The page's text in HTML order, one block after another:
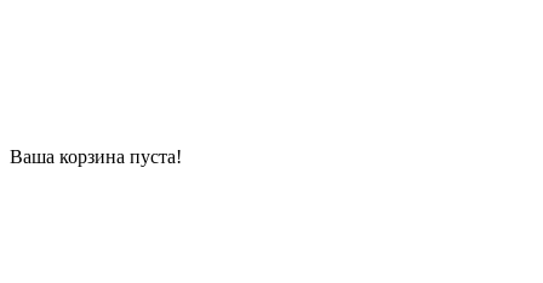
Ваша корзина пуста!